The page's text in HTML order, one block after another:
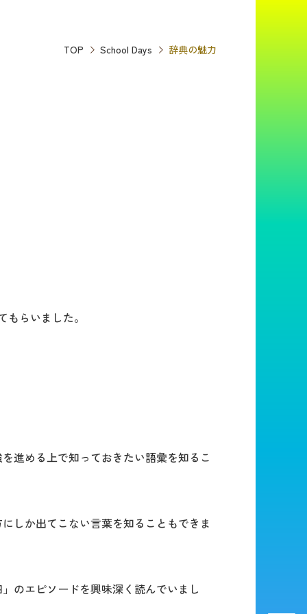
TOP School Days 辞典の魅力
らいました。
進める上で知っておきたい語彙を知るこ
しか出てこない言葉を知ることもできま
のエピソードを興味深く読んでいまし